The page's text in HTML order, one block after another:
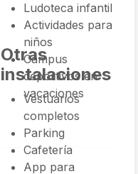
Ludoteca infantil
Actividades para
niños
Campus
deportivos en
vacaciones
Otras
instalaciones
Vestuarios
completos
Parking
Cafetería
App para